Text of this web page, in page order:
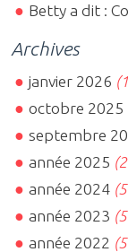
Betty a dit :
Archives
janvier 2026
octobre 2025
septembre
année 2025
année 2024
année 2023
année 2022